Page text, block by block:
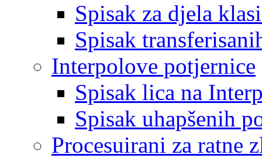
Spisak za djela
Spisak
Interpolove potjernice
Spisak lica na
Spisak uhapšenih
Procesuirani za ratne